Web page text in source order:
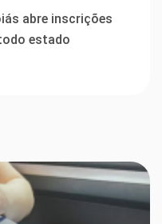
abre inscrições
estado